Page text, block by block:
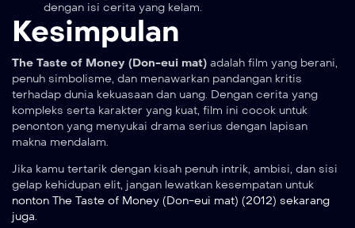
dengan isi cerita yang kelam.
Kesimpulan
The Taste of Money (Don-eui mat) adalah film yang berani,
penuh simbolisme, dan menawarkan pandangan kritis
terhadap dunia kekuasaan dan uang. Dengan cerita yang
kompleks serta karakter yang kuat, film ini cocok untuk
penonton yang menyukai drama serius dengan lapisan
makna mendalam.
Jika kamu tertarik dengan kisah penuh intrik, ambisi, dan sisi
gelap kehidupan elit, jangan lewatkan kesempatan untuk
nonton The Taste of Money (Don-eui mat) (2012) sekarang
juga.